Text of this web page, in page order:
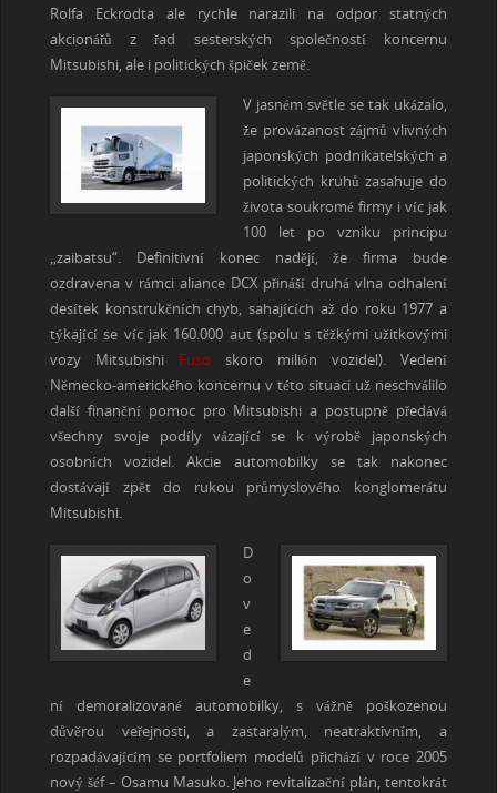
Rolfa Eckrodta ale rychle narazili na odpor statných
akcionářů z řad sesterských společností koncernu
Mitsubishi, ale i politických špiček země.
V jasném světle se tak ukázalo,
že provázanost zájmů vlivných
japonských podnikatelských a
politických kruhů zasahuje do
života soukromé firmy i víc jak
100 let po vzniku principu
„zaibatsu“. Definitivní konec nadějí, že firma bude
ozdravena v rámci aliance DCX přináší druhá vlna odhalení
desítek konstrukčních chyb, sahajících až do roku 1977 a
týkající se víc jak 160.000 aut (spolu s těžkými užitkovými
vozy Mitsubishi Fuso skoro milión vozidel). Vedení
Německo-amerického koncernu v této situaci už neschválilo
další finanční pomoc pro Mitsubishi a postupně předává
všechny svoje podíly vázající se k výrobě japonských
osobních vozidel. Akcie automobilky se tak nakonec
dostávají zpět do rukou průmyslového konglomerátu
Mitsubishi.
D
o
v
e
d
e
ní demoralizované automobilky, s vážně poškozenou
důvěrou veřejnosti, a zastaralým, neatraktivním, a
rozpadávajícím se portfoliem modelů přichází v roce 2005
nový šéf – Osamu Masuko. Jeho revitalizační plán, tentokrát